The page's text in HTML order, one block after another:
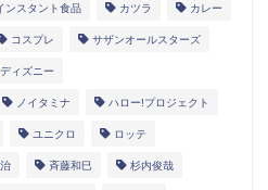
ンスタント食品 カツラ カレー
コスプレ サザンオールスターズ
ディズニー
ノイタミナ ハロー!プロジェクト
ユニクロ ロッテ
斉藤和巳 杉内俊哉